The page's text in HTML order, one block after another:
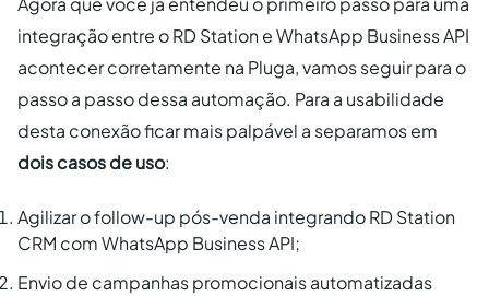
integração entre o RD Station e WhatsApp Business API
acontecer corretamente na Pluga, vamos seguir para o
passo a passo dessa automação. Para a usabilidade
desta conexão ficar mais palpável a separamos em
dois casos de uso:
Agilizar o follow-up pós-venda integrando RD Station
CRM com WhatsApp Business API;
Envio de campanhas promocionais automatizadas